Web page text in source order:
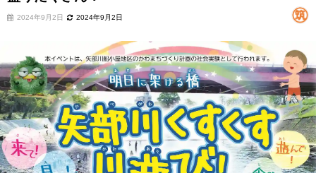
2024年9月2日 2024年9月2日